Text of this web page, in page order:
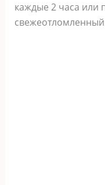
каждые 2 часа или
свежеотломленный